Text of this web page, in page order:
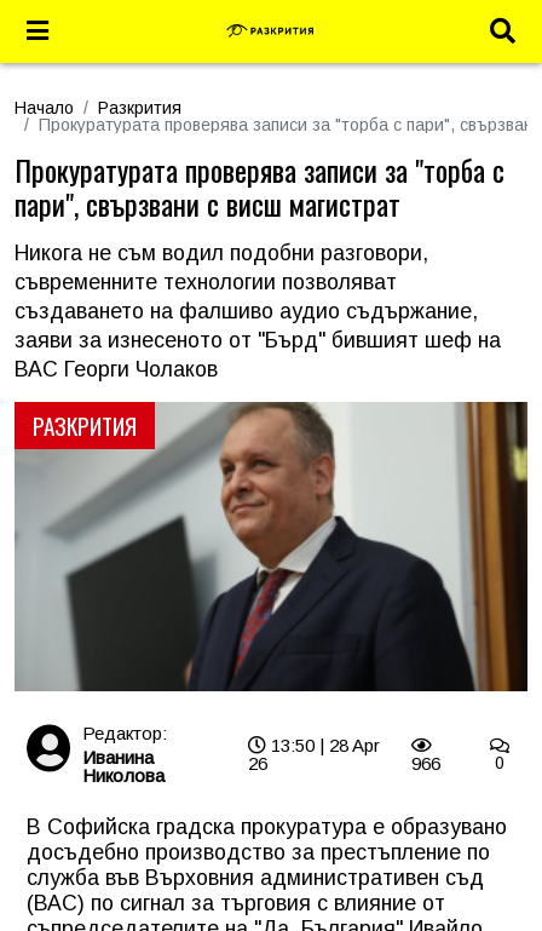
Начало
Разкрития
Прокуратурата проверява записи за "торба с пари",
РАЗКРИТИЯ
Прокуратурата проверява записи за "торба с
пари", свързвани с висш магистрат
Никога не съм водил подобни разговори,
съвременните технологии позволяват
създаването на фалшиво аудио съдържание,
заяви за изнесеното от "Бърд" бившият шеф на
ВАС Георги Чолаков
Редактор:
Иванина
Николова
13:50 | 28 Apr
26
966 0
В Софийска градска прокуратура е образувано
досъдебно производство за престъпление по
служба във Върховния административен съд
(ВАС) по сигнал за търговия с влияние от